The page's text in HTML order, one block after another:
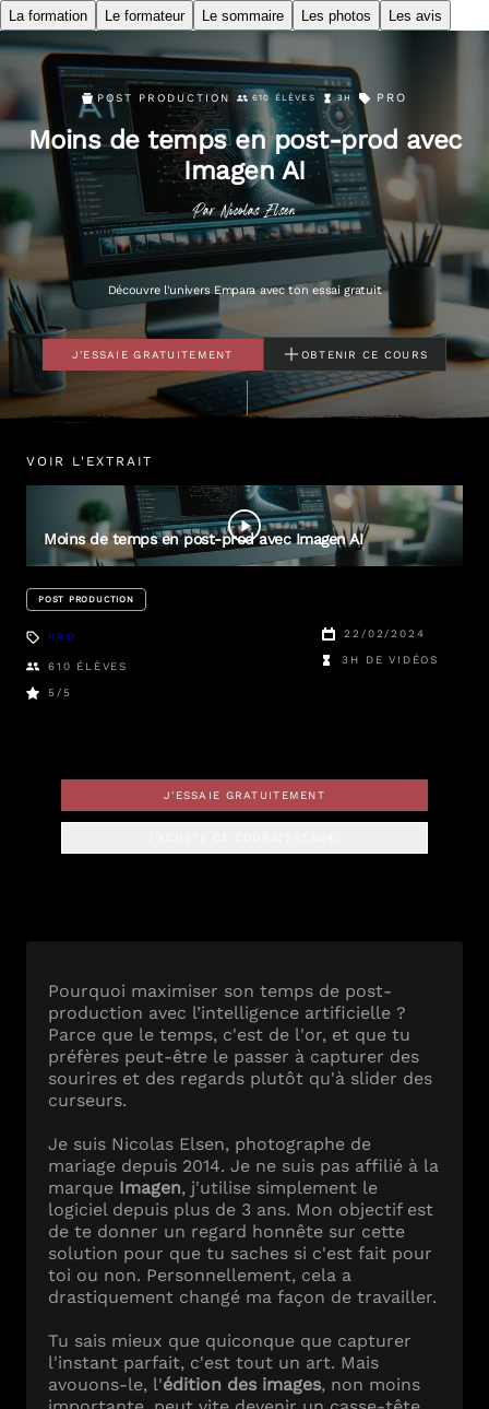
La formation Le formateur Le sommaire Les photos Les avis
POST PRODUCTION 610 ÉLÈVES 3H PRO
Moins de temps en post-prod avec
Imagen AI
Par Nicolas Elsen
Découvre l'univers Empara avec ton essai gratuit
J'ESSAIE GRATUITEMENT OBTENIR CE COURS
Pourquoi maximiser son temps de post-
production avec l’intelligence artificielle ?
Parce que le temps, c'est de l'or, et que tu
préfères peut-être le passer à capturer des
sourires et des regards plutôt qu'à slider des
curseurs.
Je suis Nicolas Elsen, photographe de
mariage depuis 2014. Je ne suis pas affilié à la
marque Imagen, j'utilise simplement le
logiciel depuis plus de 3 ans. Mon objectif est
de te donner un regard honnête sur cette
solution pour que tu saches si c'est fait pour
toi ou non. Personnellement, cela a
drastiquement changé ma façon de travailler.
Tu sais mieux que quiconque que capturer
l'instant parfait, c'est tout un art. Mais
avouons-le, l'édition des images, non moins
VOIR L'EXTRAIT
Moins de temps en post-prod avec Imagen AI
POST PRODUCTION
PRO
610 ÉLÈVES
5 /5
22/02/2024
3H DE VIDÉOS
J'ESSAIE GRATUITEMENT